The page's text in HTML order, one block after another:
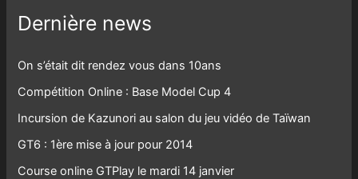
Dernière news
On s’était dit rendez vous dans 10ans
Compétition Online : Base Model Cup 4
Incursion de Kazunori au salon du jeu vidéo de Taïwan
GT6 : 1ère mise à jour pour 2014
Course online GTPlay le mardi 14 janvier